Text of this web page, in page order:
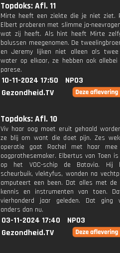
Topdoks: Afl. 11
Mirte heeft een ziekte die je niet ziet.
Elbert proberen met slimme ja-
wat zij heeft. Als hint heeft Mirte
bolussen meegenomen. De
en Jeremy lijken niet alleen als twee
water op elkaar, ze hebben ook allebei
parese.
10-11-2024 17:50
NPO3
Gezondheid.TV
Topdoks: Afl. 10
Viv haar oog moet eruit gehaald
ze blij om want die doet pijn. Zes
operatie gaat Rachel met haar
oogprothesemaker. Elbertus van Toen
op het VOC-schip de Batavia. Hij
scheurbuik, vlektyfus, wonden na
amputeert een been. Dat alles met de
kennis en instrumenten van toen.
vierhonderd jaar geleden. Dat ging
anders dan nu.
03-11-2024 17:40
NPO3
Gezondheid.TV